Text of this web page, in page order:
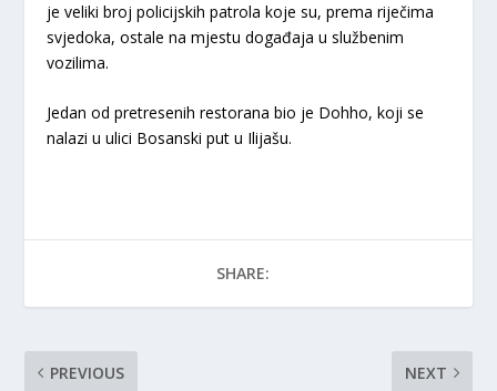
je veliki broj policijskih patrola koje su, prema riječima
svjedoka, ostale na mjestu događaja u službenim
vozilima.
Jedan od pretresenih restorana bio je Dohho, koji se
nalazi u ulici Bosanski put u Ilijašu.
SHARE:
PREVIOUS NEXT